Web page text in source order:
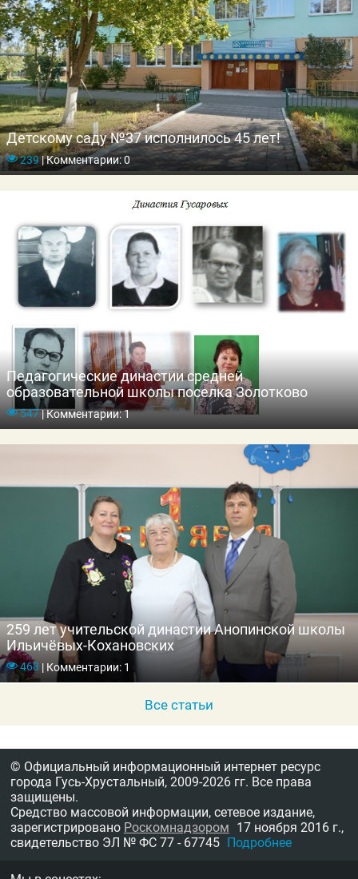
Детскому саду №37 исполнилось 45 лет!
239|Комментарии: 0
Педагогические династии средней
образовательной школы поселка Золотково
547|Комментарии: 1
259 лет учительской династии Анопинской школы
Ильичёвых-Кохановских
468 |Комментарии: 1
Все статьи
© Официальный информационный интернет ресурс
города Гусь-Хрустальный, 2009-2026 гг. Все права
защищены.
Средство массовой информации, сетевое издание,
зарегистрировано Роскомнадзором 17 ноября 2016 г.,
свидетельство ЭЛ № ФС 77 - 67745 Подробнее